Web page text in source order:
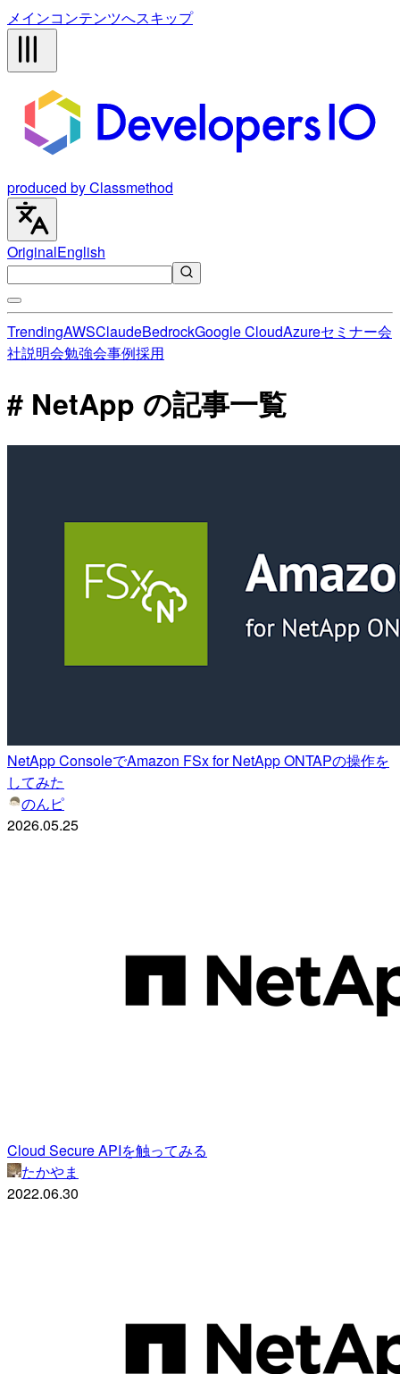
メインコンテンツへスキップ
produced by Classmethod
OriginalEnglish
TrendingAWSClaudeBedrockGoogle CloudAzureセミナー会
社説明会勉強会事例採用
# NetApp の記事一覧
NetApp ConsoleでAmazon FSx for NetApp ONTAPの操作を
してみた
のんピ
2026.05.25
Cloud Secure APIを触ってみる
たかやま
2022.06.30